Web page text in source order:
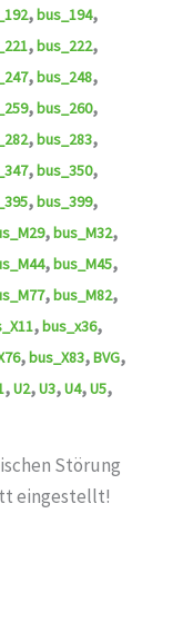
, bus_194,
, bus_222,
, bus_248,
, bus_260,
, bus_283,
, bus_350,
, bus_399,
, bus_M32,
, bus_M45,
, bus_M82,
, bus_x36,
, bus_X83,BVG,
,U2,U3,U4,U5,
Störung
eingestellt!